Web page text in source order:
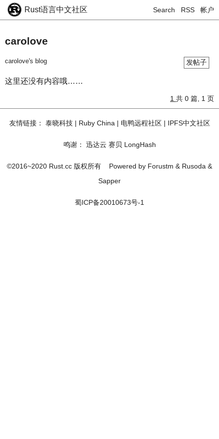
Rust语言中文社区 Search RSS 帐户
carolove
发帖子
carolove's blog
这里还没有内容哦……
1 共 0 篇, 1 页
友情链接： 泰晓科技| Ruby China | 电鸭远程社区| IPFS中文社区
鸣谢： 迅达云 赛贝 LongHash
©2016~2020 Rust.cc 版权所有 Powered by Forustm & Rusoda &
Sapper
蜀ICP备20010673号-1